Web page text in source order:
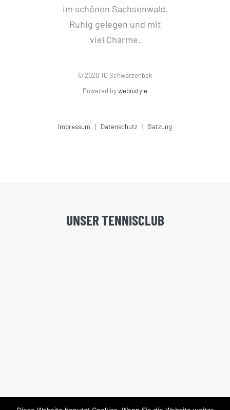
im schönen Sachsenwald.
Ruhig gelegen und mit
viel Charme.
© 2020 TC Schwarzenbek
Powered bywebnstyle
Impressum | Datenschutz | Satzung
UNSER TENNISCLUB